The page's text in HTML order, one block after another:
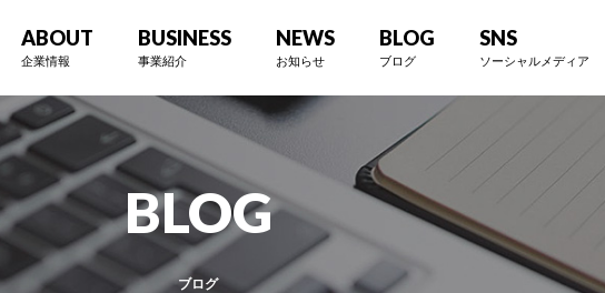
ABOUT
企業情報
BUSINESS
事業紹介
NEWS
お知らせ
BLOG
ブログ
SNS
ソーシャルメディア
BLOG
ブログ